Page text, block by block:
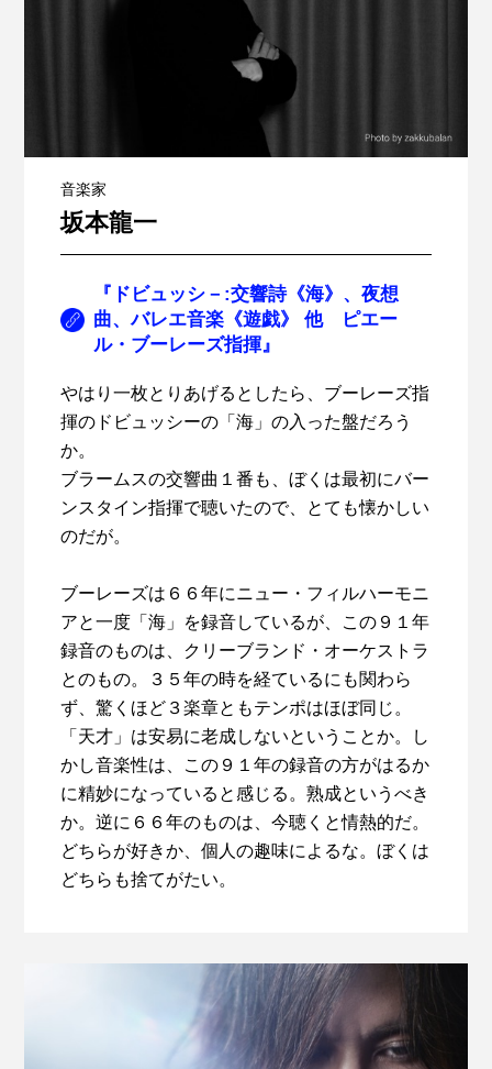
音楽家
坂本龍一
『ドビュッシ－:交響詩《海》、夜想
曲、バレエ音楽《遊戯》 他 ピエー
ル・ブーレーズ指揮』
やはり一枚とりあげるとしたら、ブーレーズ指
揮のドビュッシーの「海」の入った盤だろう
か。
ブラームスの交響曲１番も、ぼくは最初にバー
ンスタイン指揮で聴いたので、とても懐かしい
のだが。
ブーレーズは６６年にニュー・フィルハーモニ
アと一度「海」を録音しているが、この９１年
録音のものは、クリーブランド・オーケストラ
とのもの。３５年の時を経ているにも関わら
ず、驚くほど３楽章ともテンポはほぼ同じ。
「天才」は安易に老成しないということか。し
かし音楽性は、この９１年の録音の方がはるか
に精妙になっていると感じる。熟成というべき
か。逆に６６年のものは、今聴くと情熱的だ。
どちらが好きか、個人の趣味によるな。ぼくは
どちらも捨てがたい。